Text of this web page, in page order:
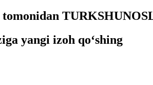
yangi izoh qo‘shing